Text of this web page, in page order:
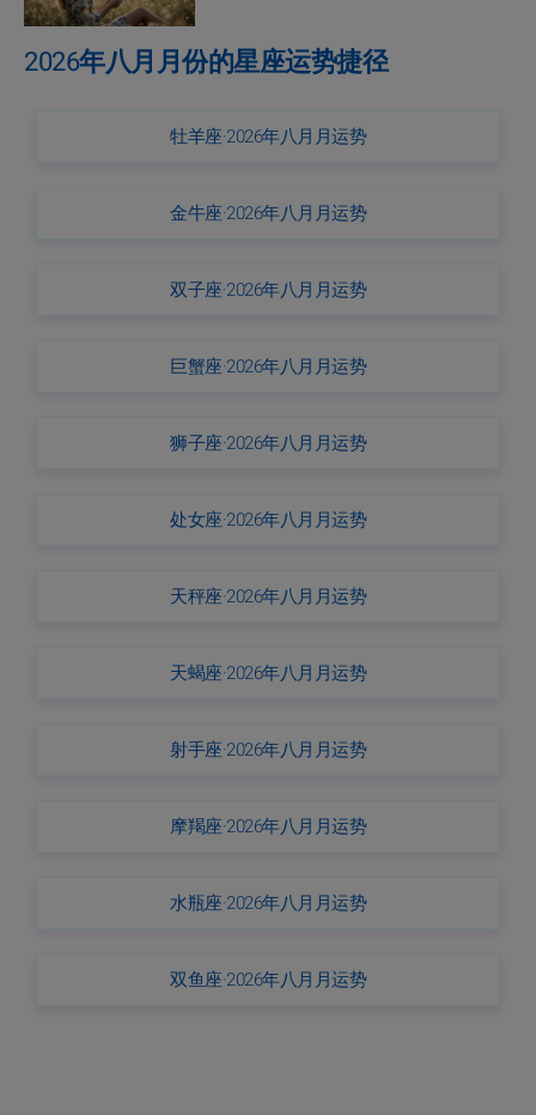
2026年八月月份的星座运势捷径
牡羊座·2026年八月月运势
金牛座·2026年八月月运势
双子座·2026年八月月运势
巨蟹座·2026年八月月运势
狮子座·2026年八月月运势
处女座·2026年八月月运势
天秤座·2026年八月月运势
天蝎座·2026年八月月运势
射手座·2026年八月月运势
摩羯座·2026年八月月运势
水瓶座·2026年八月月运势
双鱼座·2026年八月月运势